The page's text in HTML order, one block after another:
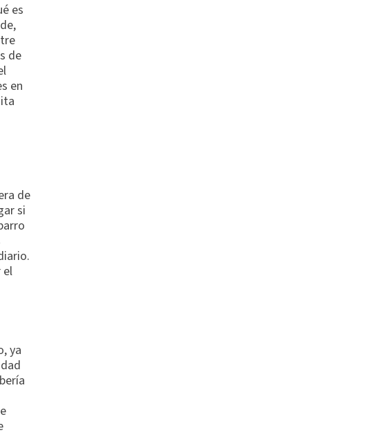
es
de
en
de
si
el
ya